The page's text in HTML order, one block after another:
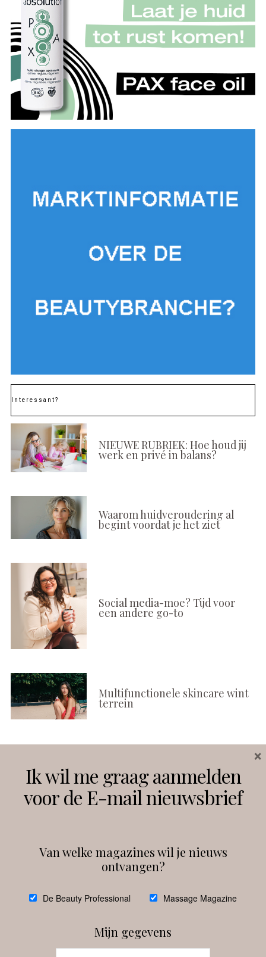
Interessant?
NIEUWE RUBRIEK: Hoe houd jij
werk en privé in balans?
Waarom huidveroudering al
begint voordat je het ziet
Social media-moe? Tijd voor
een andere go-to
Multifunctionele skincare wint
terrein
Instagram Facebook
debeautyprofessional
Ik wil me graag aanmelden
voor de E-mail nieuwsbrief
Van welke magazines wil je nieuws
ontvangen?
De Beauty Professional Massage Magazine
Mijn gegevens
×